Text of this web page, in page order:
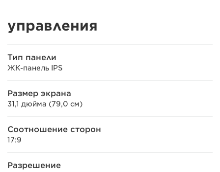
управления
Тип панели
ЖК-панель IPS
Размер экрана
31,1 дюйма (79,0 см)
Соотношение сторон
17:9
Разрешение